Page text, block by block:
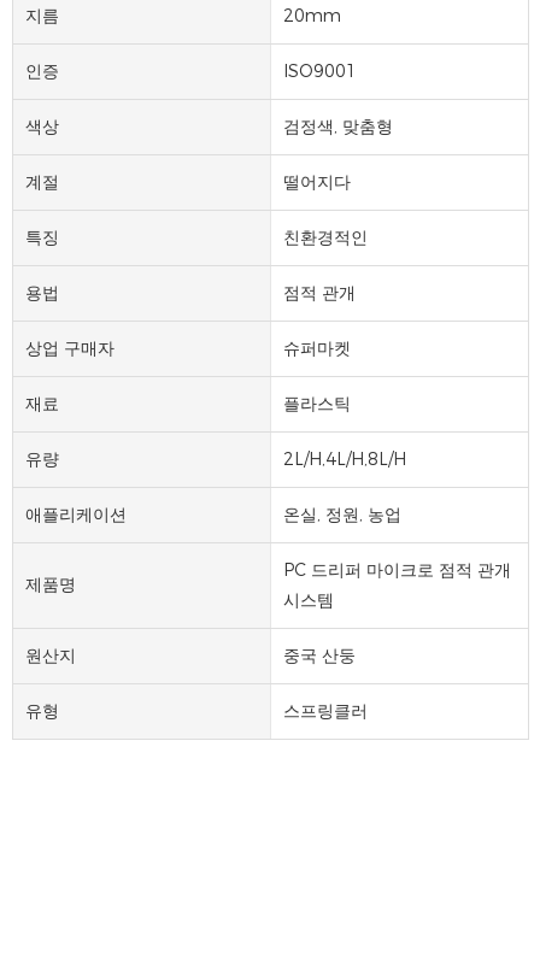
지름 20mm
인증 ISO9001
색상 검정색, 맞춤형
계절 떨어지다
특징 친환경적인
용법 점적 관개
상업 구매자 슈퍼마켓
재료 플라스틱
유량 2L/H,4L/H,8L/H
애플리케이션 온실, 정원, 농업
제품명
PC 드리퍼 마이크로 점적 관개
시스템
원산지 중국 산둥
유형 스프링클러